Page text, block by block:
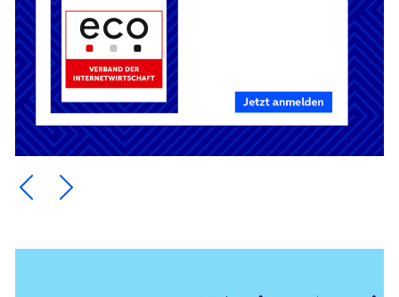
Ein Element zurück blättern
Ein Element weiter blättern